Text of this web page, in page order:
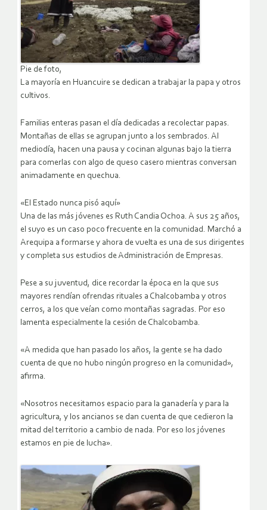
Pie de foto,
La mayoría en Huancuire se dedican a trabajar la papa y otros
cultivos.
Familias enteras pasan el día dedicadas a recolectar papas.
Montañas de ellas se agrupan junto a los sembrados. Al
mediodía, hacen una pausa y cocinan algunas bajo la tierra
para comerlas con algo de queso casero mientras conversan
animadamente en quechua.
«El Estado nunca pisó aquí»
Una de las más jóvenes es Ruth Candia Ochoa. A sus 25 años,
el suyo es un caso poco frecuente en la comunidad. Marchó a
Arequipa a formarse y ahora de vuelta es una de sus dirigentes
y completa sus estudios de Administración de Empresas.
Pese a su juventud, dice recordar la época en la que sus
mayores rendían ofrendas rituales a Chalcobamba y otros
cerros, a los que veían como montañas sagradas. Por eso
lamenta especialmente la cesión de Chalcobamba.
«A medida que han pasado los años, la gente se ha dado
cuenta de que no hubo ningún progreso en la comunidad»,
afirma.
«Nosotros necesitamos espacio para la ganadería y para la
agricultura, y los ancianos se dan cuenta de que cedieron la
mitad del territorio a cambio de nada. Por eso los jóvenes
estamos en pie de lucha».